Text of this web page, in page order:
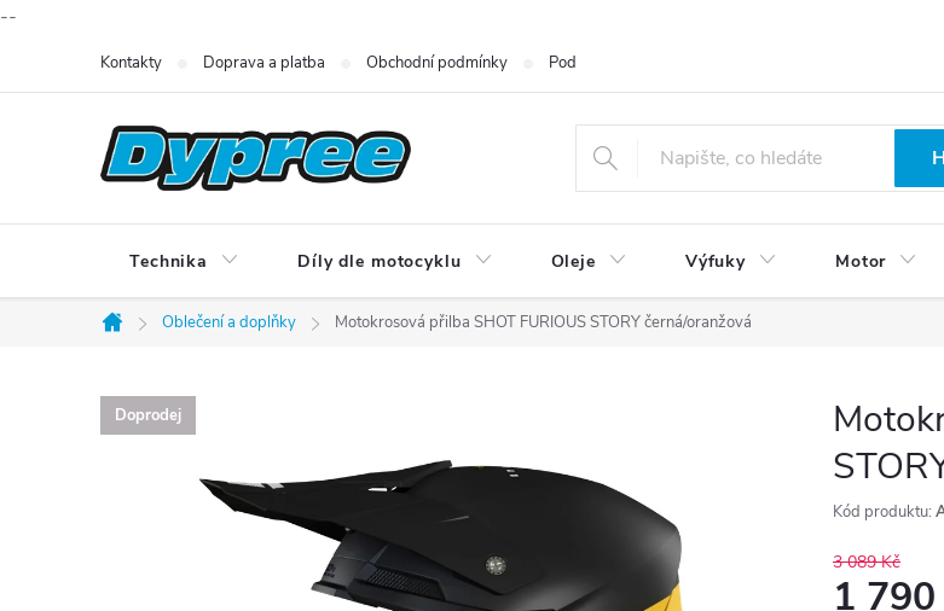
--
Kontakty Doprava a platba Obchodní podmínky Podmínky ochrany osobních údajů
Technika Díly dle motocyklu Oleje Výfuky Motor
Domů
Oblečení a doplňky Motokrosová přilba SHOT FURIOUS STORY černá/oranžová
Doprodej
Kód produktu:
3 089 Kč
1